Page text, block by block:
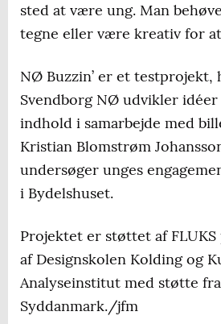
sted at være ung. Man
tegne eller være kreativ for
NØ Buzzin’ er et testprojekt,
Svendborg NØ udvikler idéer
indhold i samarbejde med
Kristian Blomstrøm
undersøger unges
i Bydelshuset.
Projektet er støttet af
af Designskolen Kolding og
Analyseinstitut med støtte
Syddanmark./jfm